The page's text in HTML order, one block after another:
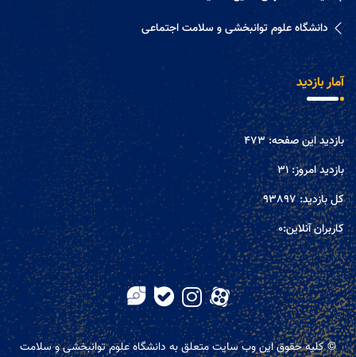
دانشگاه علوم توانبخشی و سلامت اجتماعی
آمار بازدید
بازدید این صفحه:473
بازدید امروز:31
کل بازدید:93897
کاربران آنلاین:0
© کلیه حقوق این وب سایت متعلق به دانشگاه علوم توانبخشی و سلامت